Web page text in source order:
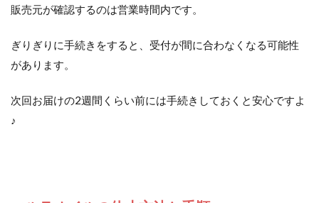
販売元が確認するのは営業時間内です。
ぎりぎりに手続きをすると、受付が間に合わなくなる可能性
があります。
次回お届けの2週間くらい前には手続きしておくと安心ですよ
♪